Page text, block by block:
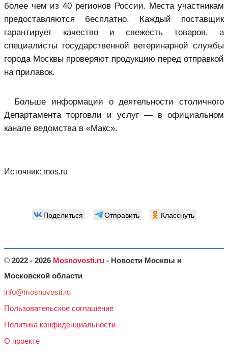
более чем из 40 регионов России. Места участникам
предоставляются бесплатно. Каждый поставщик
гарантирует качество и свежесть товаров, а
специалисты государственной ветеринарной службы
города Москвы проверяют продукцию перед отправкой
на прилавок.
Больше информации о деятельности столичного
Департамента торговли и услуг — в официальном
канале ведомства в «Макс».
Источник: mos.ru
Поделиться Отправить Класснуть
© 2022 - 2026 Mosnovosti.ru - Новости Москвы и
Московской области
info@mosnovosti.ru
Пользовательское соглашение
Политика конфиденциальности
О проекте